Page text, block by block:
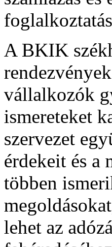
A BKIK
vállalkozók
ismereteket
szervezet
érdekeit és a
többen
lehet az